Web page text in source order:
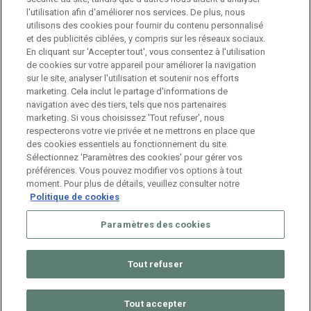
Namur Temps plein
Branch Manager Anderlecht
Anderlecht Temps plein
Job étudiant – HR Consultant
Anderlecht Temporaire
© 2026 ManpowerGroup Belgium. All Rights Reserved.Muffin
group
l'utilisation afin d'améliorer nos services. De plus, nous
utilisons des cookies pour fournir du contenu personnalisé
et des publicités ciblées, y compris sur les réseaux sociaux.
En cliquant sur 'Accepter tout', vous consentez à l'utilisation
de cookies sur votre appareil pour améliorer la navigation
sur le site, analyser l'utilisation et soutenir nos efforts
marketing. Cela inclut le partage d'informations de
navigation avec des tiers, tels que nos partenaires
marketing. Si vous choisissez 'Tout refuser', nous
respecterons votre vie privée et ne mettrons en place que
des cookies essentiels au fonctionnement du site.
Sélectionnez 'Paramètres des cookies' pour gérer vos
préférences. Vous pouvez modifier vos options à tout
moment. Pour plus de détails, veuillez consulter notre
Politique de cookies
Paramètres des cookies
Tout refuser
Tout accepter